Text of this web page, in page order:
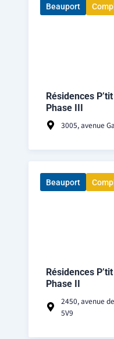
Beauport
Résidences
Phase III
3005, avenue
Beauport
Résidences
Phase II
2450, avenue
5V9